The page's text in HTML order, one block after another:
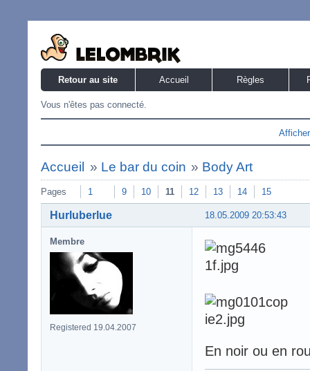
Retour au site Accueil Règles
Vous n'êtes pas connecté.
Accueil » Le bar du coin » Body Art
Pages 1 9 10 11 12 13 14 15
18.05.2009 20:53:43
Hurluberlue
Membre
Registered 19.04.2007
En noir ou en